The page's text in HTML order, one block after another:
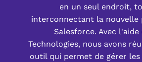
en un seul endroit,
interconnectant la nouvelle
Salesforce. Avec l'aide
Technologies, nous avons
outil qui permet de gérer